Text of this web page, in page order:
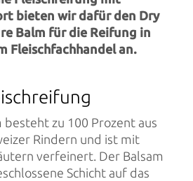
bieten wir dafür den Dry
Balm für die Reifung in
Fleischfachhandel an.
besteht zu 100 Prozent aus
Rindern und ist mit
verfeinert. Der Balsam
Schicht auf das